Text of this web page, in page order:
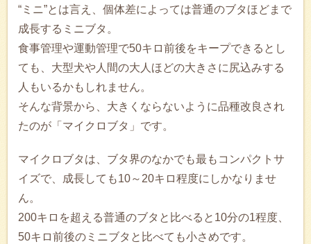
“ミニ”とは言え、個体差によっては普通のブタほどまで
成長するミニブタ。
食事管理や運動管理で50キロ前後をキープできるとし
ても、大型犬や人間の大人ほどの大きさに尻込みする
人もいるかもしれません。
そんな背景から、大きくならないように品種改良され
たのが「マイクロブタ」です。
マイクロブタは、ブタ界のなかでも最もコンパクトサ
イズで、成長しても10～20キロ程度にしかなりませ
ん。
200キロを超える普通のブタと比べると10分の1程度、
50キロ前後のミニブタと比べても小さめです。